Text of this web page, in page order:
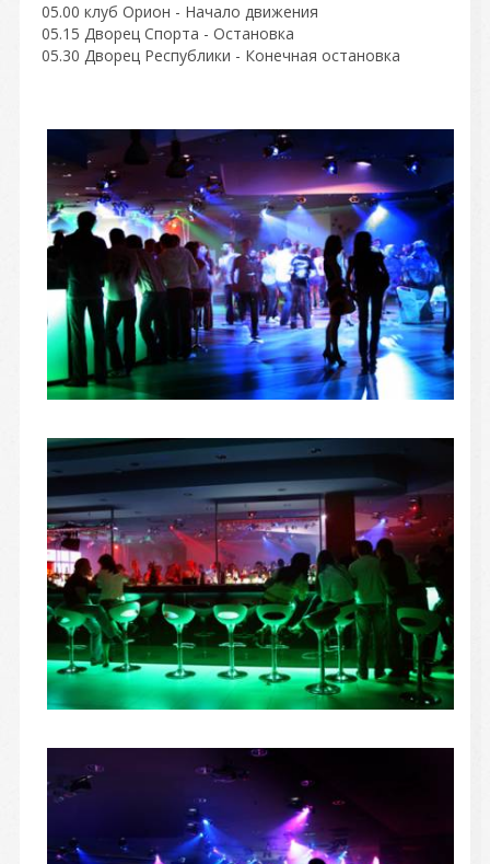
05.00 клуб Орион - Начало движения
05.15 Дворец Спорта - Остановка
05.30 Дворец Республики - Конечная остановка